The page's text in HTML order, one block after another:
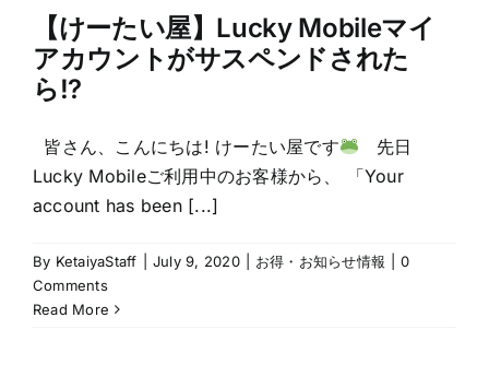
【けーたい屋】Lucky Mobileマイ
アカウントがサスペンドされた
ら!?
皆さん、こんにちは! けーたい屋です
先日
Lucky Mobileご利用中のお客様から、 「Your
account has been [...]
By KetaiyaStaff July 9, 2020 お得・お知らせ情報
0
Comments
Read More